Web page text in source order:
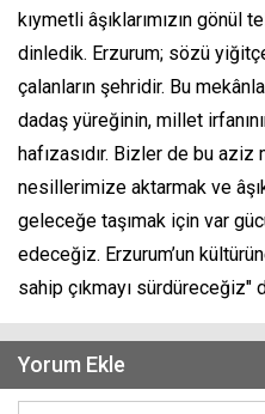
kıymetli âşıklarımızın
dinledik. Erzurum; sözü
çalanların şehridir. Bu
dadaş yüreğinin, millet
hafızasıdır. Bizler de bu aziz
nesillerimize aktarmak ve
geleceğe taşımak için var
edeceğiz. Erzurum’un
sahip çıkmayı sürdüreceğiz"
Yorum Ekle